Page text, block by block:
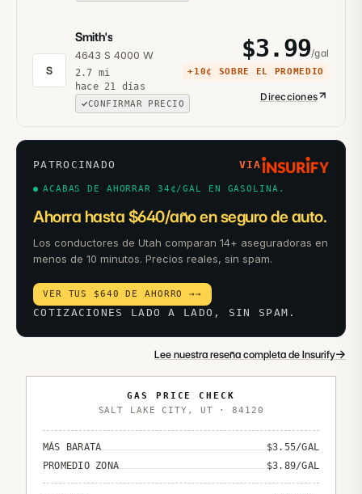
S
Smith's
4643 S 4000 W
2.7 mi
hace 21 días
CONFIRMAR PRECIO
$3.99/gal
+10¢ SOBRE EL PROMEDIO
Direcciones
PATROCINADO VIA
ACABAS DE AHORRAR 34¢/GAL EN GASOLINA.
Ahorra hasta $640/año en seguro de auto.
Los conductores de Utah comparan 14+ aseguradoras en
menos de 10 minutos. Precios reales, sin spam.
VER TUS $640 DE AHORRO →→
COTIZACIONES LADO A LADO, SIN SPAM.
Lee nuestra reseña completa de Insurify→
GAS PRICE CHECK
SALT LAKE CITY , UT ·84120
MÁS BARATA $3.55/GAL
PROMEDIO ZONA
$3.89/GAL